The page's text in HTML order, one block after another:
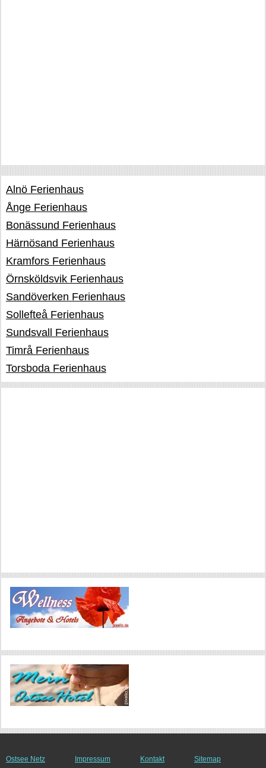
Alnö Ferienhaus
Ånge Ferienhaus
Bonässund Ferienhaus
Härnösand Ferienhaus
Kramfors Ferienhaus
Örnsköldsvik Ferienhaus
Sandöverken Ferienhaus
Sollefteå Ferienhaus
Sundsvall Ferienhaus
Timrå Ferienhaus
Torsboda Ferienhaus
Ostsee Netz Impressum Kontakt Sitemap